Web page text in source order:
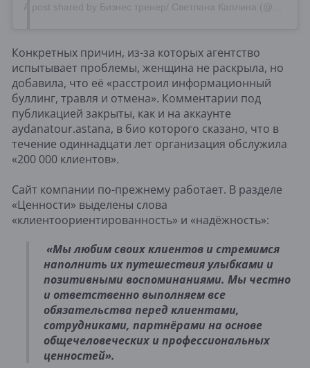
A post shared by Бизнес тренер/ Светлана Каплина (@svetlana_kaplina)
Конкретных причин, из-за которых агентство
испытывает проблемы, женщина не раскрыла, но
добавила, что её «расстроил информационный
буллинг, травля и отмена». Комментарии под
публикацией закрыты, как и на аккаунте
aydanatour.astana, в био которого сказано, что в
течение одиннадцати лет организация обслужила
«200 000 клиентов».
Сайт компании по-прежнему работает. В разделе
«Ценности» выделены слова
«клиентоориентированность» и «надёжность»:
«Мы любим своих клиентов и стремимся
наполнить их путешествия улыбками и
позитивными воспоминаниями. Мы честно
и ответственно выполняем все
обязательства перед клиентами,
сотрудниками, партнёрами на основе
общечеловеческих и профессиональных
ценностей».